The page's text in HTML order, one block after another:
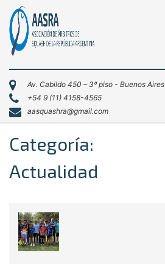
Av. Cabildo 450 – 3º piso - Buenos Aires
+54 9 (11) 4158-4565
aasquashra@gmail.com
Categoría:
Actualidad